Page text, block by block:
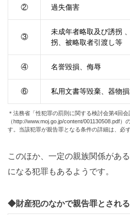
② 過失傷害
③
未成年者略取及び誘拐
拐、被略取者引渡し等
④ 名誉毀損、侮辱
⑥ 私用文書等毀棄、器物
＊法務省「性犯罪の罰則に関する検討会第4回会
（http://www.moj.go.jp/content/001130508.pdf
す。当該犯罪が親告罪となる条件の詳細は、必
このほか、一定の親族関係がある
になる犯罪もあるようです。
◆財産犯のなかで親告罪とされ